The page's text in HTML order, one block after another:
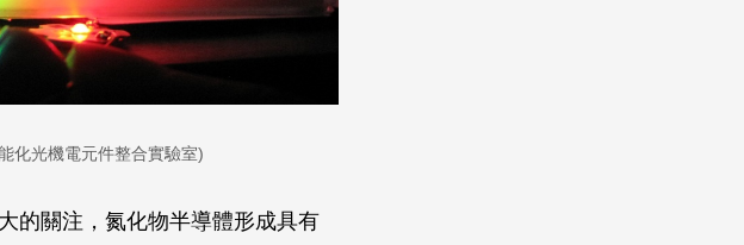
化光機電元件整合實驗室)
的關注，氮化物半導體形成具有